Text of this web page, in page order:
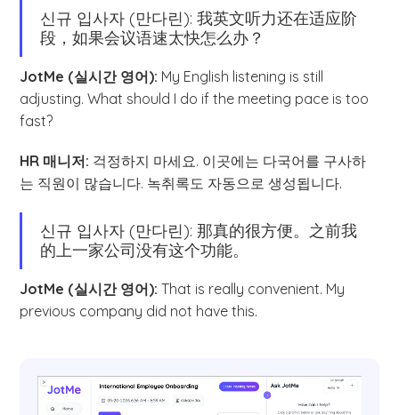
신규 입사자 (만다린): 我英文听力还在适应阶
段，如果会议语速太快怎么办？
JotMe (실시간 영어): My English listening is still
adjusting. What should I do if the meeting pace is too
fast?
HR 매니저: 걱정하지 마세요. 이곳에는 다국어를 구사하
는 직원이 많습니다. 녹취록도 자동으로 생성됩니다.
신규 입사자 (만다린): 那真的很方便。之前我
的上一家公司没有这个功能。
JotMe (실시간 영어):That is really convenient. My
previous company did not have this.